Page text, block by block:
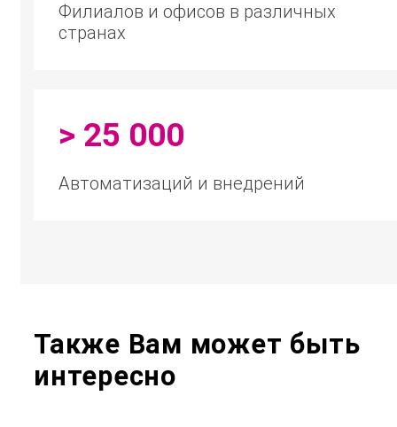
Филиалов и офисов в различных
странах
> 25 000
Автоматизаций и внедрений
Также Вам может быть
интересно